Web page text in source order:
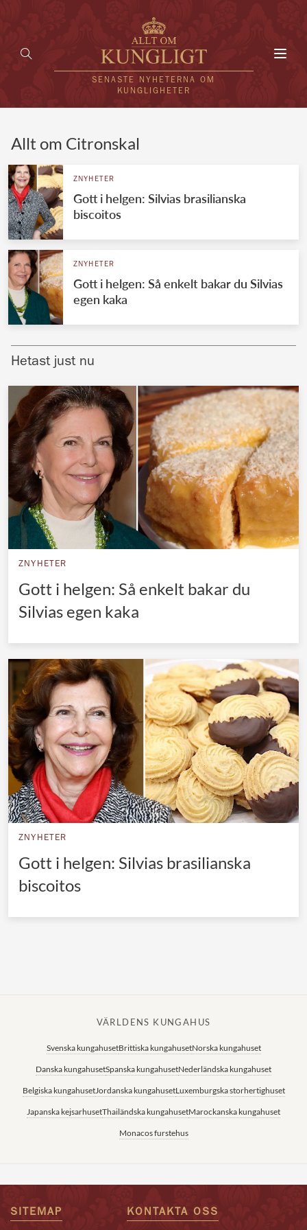
SENASTE NYHETERNA OM
KUNGLIGHETER
UTLÄNDSKT
VÄRLDENS KUNGAHUS
Svenska kungahuset
Brittiska kungahuset
Nederländska kungahuset
Belgiska kungahuset
Jordanska kungahuset
Luxemburgska storhertighuset
Japanska kejsarhuset
Thailändska kungahuset
Marockanska kungahuset
REDAKTION
Allt om Citronskal
ZNYHETER
Gott i helgen: Silvias brasilianska
biscoitos
ZNYHETER
Gott i helgen: Så enkelt bakar du Silvias
egen kaka
Hetast just nu
ZNYHETER
Gott i helgen: Så enkelt bakar du
Silvias egen kaka
ZNYHETER
Gott i helgen: Silvias brasilianska
biscoitos
VÄRLDENS KUNGAHUS
Svenska kungahusetBrittiska kungahusetNorska kungahuset
Danska kungahusetSpanska kungahusetNederländska kungahuset
Belgiska kungahusetJordanska kungahusetLuxemburgska storhertighuset
Japanska kejsarhusetThailändska kungahusetMarockanska kungahuset
Monacos furstehus
SITEMAP KONTAKTA OSS